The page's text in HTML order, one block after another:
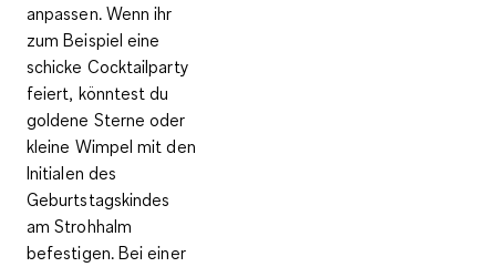
anpassen. Wenn ihr
zum Beispiel eine
schicke Cocktailparty
feiert, könntest du
goldene Sterne oder
kleine Wimpel mit den
Initialen des
Geburtstagskindes
am Strohhalm
befestigen. Bei einer